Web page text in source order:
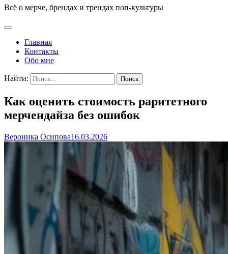
Всё о мерче, брендах и трендах поп-культуры
Главная
Контакты
Обо мне
Найти:
Как оценить стоимость раритетного
мерчендайза без ошибок
Вероника Осипова16.03.2026